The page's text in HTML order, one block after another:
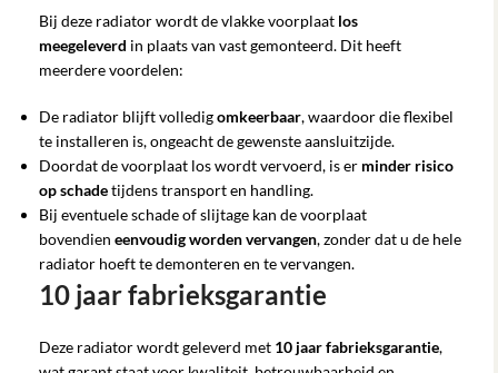
Bij deze radiator wordt de vlakke voorplaat los
meegeleverd in plaats van vast gemonteerd. Dit heeft
meerdere voordelen:
De radiator blijft volledigomkeerbaar, waardoor die flexibel
te installeren is, ongeacht de gewenste aansluitzijde.
Doordat de voorplaat los wordt vervoerd, is er minder risico
op schadetijdens transport en handling.
Bij eventuele schade of slijtage kan de voorplaat
bovendien eenvoudig worden vervangen, zonder dat u de hele
radiator hoeft te demonteren en te vervangen.
10 jaar fabrieksgarantie
Deze radiator wordt geleverd met 10 jaar fabrieksgarantie,